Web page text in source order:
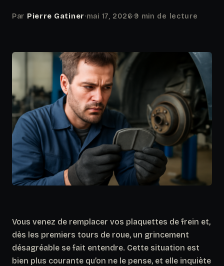
Par Pierre Gatiner·mai 17, 2026·9 min de lecture
Vous venez de remplacer vos plaquettes de frein et,
dès les premiers tours de roue, un grincement
désagréable se fait entendre. Cette situation est
bien plus courante qu’on ne le pense, et elle inquiète